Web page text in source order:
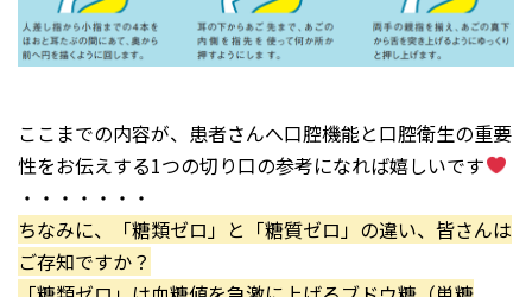
ここまでの内容が、患者さんへ口腔機能と口腔衛生の重要
性をお伝えする1つの切り口の参考になれば嬉しいです
・・・・・・・
ちなみに、「糖類ゼロ」と「糖質ゼロ」の違い、皆さんは
ご存知ですか？